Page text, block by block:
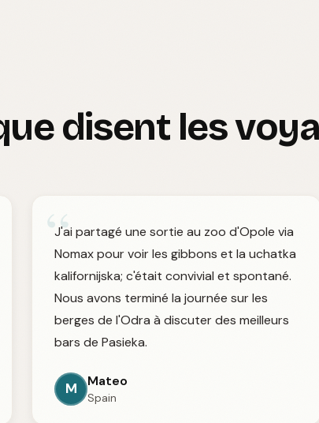
disent les
“
J'ai partagé une sortie au zoo d'Opole via
Nomax pour voir les gibbons et la uchatka
kalifornijska; c'était convivial et spontané.
Nous avons terminé la journée sur les
berges de l'Odra à discuter des meilleurs
bars de Pasieka.
M Mateo
Spain